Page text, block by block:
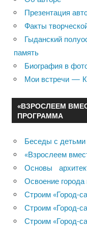
Презентация
Факты
Гыданский
память
Биография в
Мои встречи —
«ВЗРОСЛЕЕМ
ПРОГРАММА
Беседы с
«Взрослеем
Основы
Освоение
Строим «Город-
Строим «Город-
Строим «Город-